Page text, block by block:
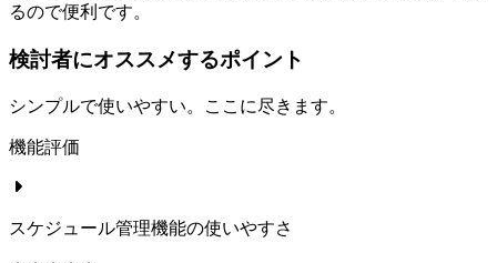
るので便利です。
検討者にオススメするポイント
シンプルで使いやすい。ここに尽きます。
機能評価
スケジュール管理機能の使いやすさ